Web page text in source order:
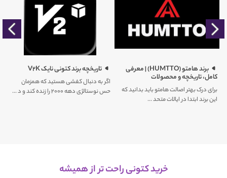
برند هامتو (HUMTTO) | معرفی
کامل، تاریخچه و محصولات
برای درک بهتر اصالت هامتو باید بدانید که
این برند ابتدا در ایالات متحد ...
تاریخچه برند کتونی نایک V2K
اگر به دنبال کفشی هستید که همزمان
حس نوستالژی دهه ۲۰۰۰ را زنده کند و د ...
خرید کتونی راحت تر از همیشه